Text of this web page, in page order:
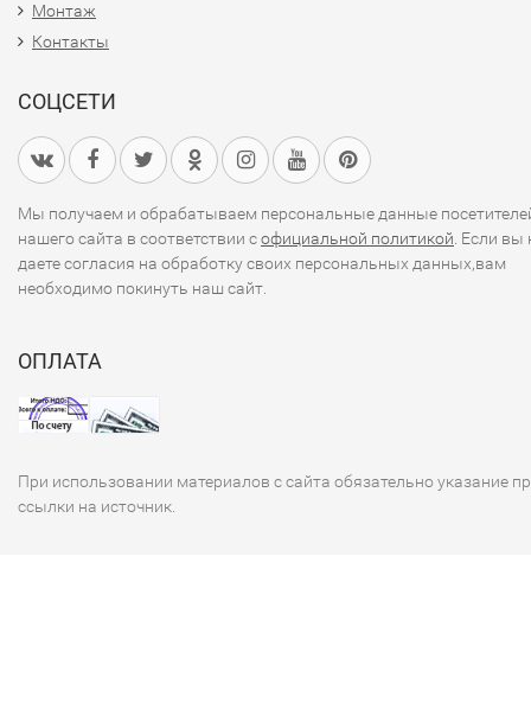
Монтаж
Контакты
СОЦСЕТИ
Мы получаем и обрабатываем персональные данные
нашего сайта в соответствии софициальной политикой . Если вы
даете согласия на обработку своих персональных данных,вам
необходимо покинуть наш сайт.
ОПЛАТА
При использовании материалов с сайта обязательно указание
ссылки на источник.